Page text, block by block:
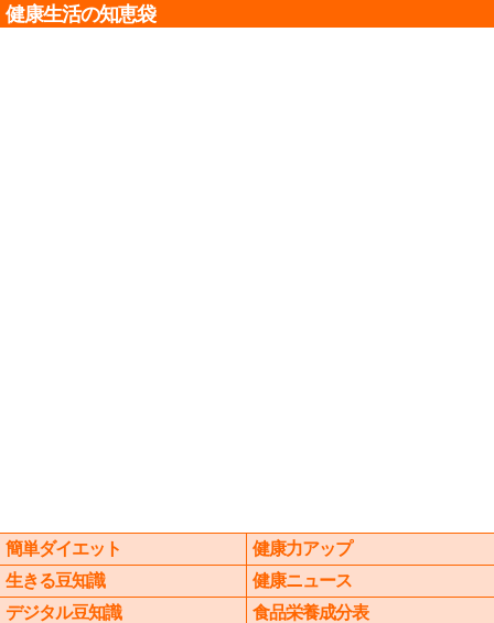
健康生活の知恵袋
簡単ダイエット
健康力アップ
生きる豆知識
健康ニュース
デジタル豆知識
食品栄養成分表